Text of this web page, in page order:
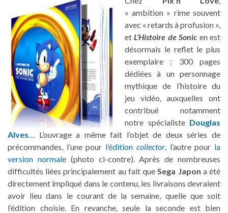
« ambition » rime souvent
avec « retards à profusion »,
etL’Histoire de Sonic en est
désormais le reflet le plus
exemplaire : 300 pages
dédiées à un personnage
mythique de l’histoire du
jeu vidéo, auxquelles ont
contribué notamment
notre spécialiste Douglas
Alves… L’ouvrage a même fait l’objet de deux séries de
précommandes, l’une pour l’édition collector, l’autre pour la
version normale(photo ci-contre). Après de nombreuses
difficultés liées principalement au fait queSega Japon a été
directement impliqué dans le contenu, les livraisons devraient
avoir lieu dans le courant de la semaine, quelle que soit
l’édition choisie. En revanche, seule la seconde est bien